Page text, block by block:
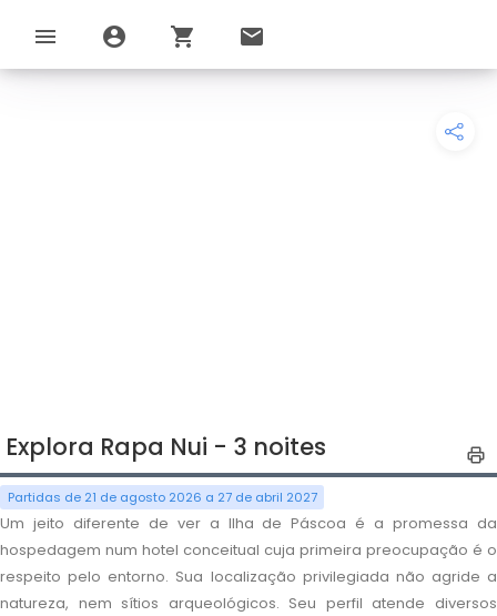
menu account_circle shopping_cart email
Explora Rapa Nui - 3 noites
Partidas de 21 de agosto 2026 a 27 de abril 2027
Um jeito diferente de ver a Ilha de Páscoa é a promessa da
hospedagem num hotel conceitual cuja primeira preocupação é o
respeito pelo entorno. Sua localização privilegiada não agride a
natureza, nem sítios arqueológicos. Seu perfil atende diversos